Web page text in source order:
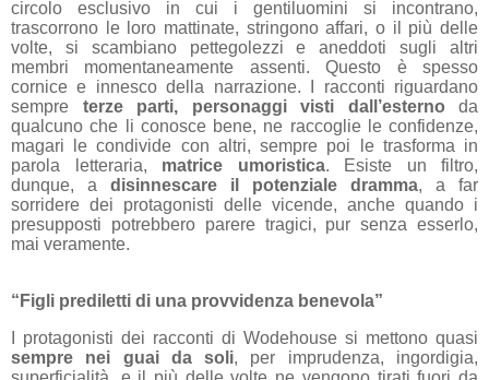
circolo esclusivo in cui i gentiluomini si incontrano,
trascorrono le loro mattinate, stringono affari, o il più delle
volte, si scambiano pettegolezzi e aneddoti sugli altri
membri momentaneamente assenti. Questo è spesso
cornice e innesco della narrazione. I racconti riguardano
sempre terze parti, personaggi visti dall’esterno da
qualcuno che li conosce bene, ne raccoglie le confidenze,
magari le condivide con altri, sempre poi le trasforma in
parola letteraria, matrice umoristica. Esiste un filtro,
dunque, a disinnescare il potenziale dramma, a far
sorridere dei protagonisti delle vicende, anche quando i
presupposti potrebbero parere tragici, pur senza esserlo,
mai veramente.
“Figli prediletti di una provvidenza benevola”
I protagonisti dei racconti di Wodehouse si mettono quasi
sempre nei guai da soli, per imprudenza, ingordigia,